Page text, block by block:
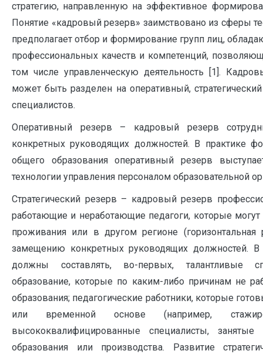
стратегию, направленную на эффективное
Понятие «кадровый резерв» заимствовано из сферы
предполагает отбор и формирование групп лиц,
профессиональных качеств и компетенций,
том числе управленческую деятельность [1].
может быть разделен на оперативный,
специалистов.
Оперативный резерв – кадровый резерв
конкретных руководящих должностей. В практике
общего образования оперативный резерв
технологии управления персоналом образовательной
Стратегический резерв – кадровый резерв
работающие и неработающие педагоги, которые
проживания или в другом регионе
замещению конкретных руководящих должностей. В
должны составлять, во-первых, талантливые
образование, которые по каким-либо причинам не
образования; педагогические работники, которые
или временной основе (например,
высококвалифицированные специалисты,
образования или производства. Развитие